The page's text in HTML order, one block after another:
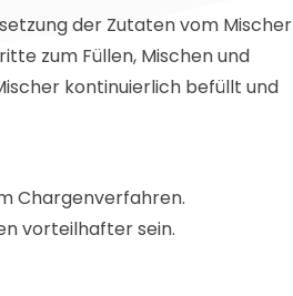
der Zutaten vom Mischer
zum Füllen, Mischen und
kontinuierlich befüllt und
Chargenverfahren.
vorteilhafter sein.